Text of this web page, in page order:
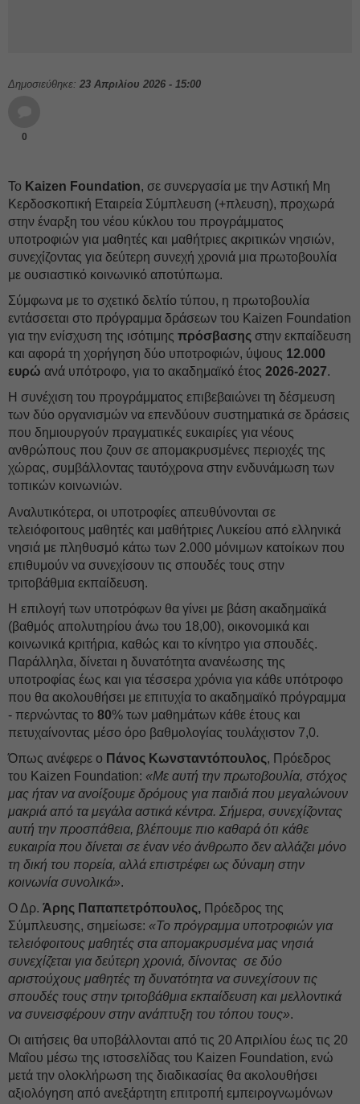
Δημοσιεύθηκε: 23 Απριλίου 2026 - 15:00
0
Το Kaizen Foundation, σε συνεργασία με την Αστική Μη
Κερδοσκοπική Εταιρεία Σύμπλευση (+πλευση), προχωρά
στην έναρξη του νέου κύκλου του προγράμματος
υποτροφιών για μαθητές και μαθήτριες ακριτικών νησιών,
συνεχίζοντας για δεύτερη συνεχή χρονιά μια πρωτοβουλία
με ουσιαστικό κοινωνικό αποτύπωμα.
Σύμφωνα με το σχετικό δελτίο τύπου, η πρωτοβουλία
εντάσσεται στο πρόγραμμα δράσεων του Kaizen Foundation
για την ενίσχυση της ισότιμης πρόσβασης στην εκπαίδευση
και αφορά τη χορήγηση δύο υποτροφιών, ύψους 12.000
ευρώ ανά υπότροφο, για το ακαδημαϊκό έτος 2026-2027.
Η συνέχιση του προγράμματος επιβεβαιώνει τη δέσμευση
των δύο οργανισμών να επενδύουν συστηματικά σε δράσεις
που δημιουργούν πραγματικές ευκαιρίες για νέους
ανθρώπους που ζουν σε απομακρυσμένες περιοχές της
χώρας, συμβάλλοντας ταυτόχρονα στην ενδυνάμωση των
τοπικών κοινωνιών.
Αναλυτικότερα, οι υποτροφίες απευθύνονται σε
τελειόφοιτους μαθητές και μαθήτριες Λυκείου από ελληνικά
νησιά με πληθυσμό κάτω των 2.000 μόνιμων κατοίκων που
επιθυμούν να συνεχίσουν τις σπουδές τους στην
τριτοβάθμια εκπαίδευση.
Η επιλογή των υποτρόφων θα γίνει με βάση ακαδημαϊκά
(βαθμός απολυτηρίου άνω του 18,00), οικονομικά και
κοινωνικά κριτήρια, καθώς και το κίνητρο για σπουδές.
Παράλληλα, δίνεται η δυνατότητα ανανέωσης της
υποτροφίας έως και για τέσσερα χρόνια για κάθε υπότροφο
που θα ακολουθήσει με επιτυχία το ακαδημαϊκό πρόγραμμα
- περνώντας το 80% των μαθημάτων κάθε έτους και
πετυχαίνοντας μέσο όρο βαθμολογίας τουλάχιστον 7,0.
Όπως ανέφερε ο Πάνος Κωνσταντόπουλος, Πρόεδρος
του Kaizen Foundation: «Με αυτή την πρωτοβουλία, στόχος
μας ήταν να ανοίξουμε δρόμους για παιδιά που μεγαλώνουν
μακριά από τα μεγάλα αστικά κέντρα. Σήμερα, συνεχίζοντας
αυτή την προσπάθεια, βλέπουμε πιο καθαρά ότι κάθε
ευκαιρία που δίνεται σε έναν νέο άνθρωπο δεν αλλάζει μόνο
τη δική του πορεία, αλλά επιστρέφει ως δύναμη στην
κοινωνία συνολικά».
Ο Δρ. Άρης Παπαπετρόπουλος, Πρόεδρος της
Σύμπλευσης, σημείωσε: «Το πρόγραμμα υποτροφιών για
τελειόφοιτους μαθητές στα απομακρυσμένα μας νησιά
συνεχίζεται για δεύτερη χρονιά, δίνοντας σε δύο
αριστούχους μαθητές τη δυνατότητα να συνεχίσουν τις
σπουδές τους στην τριτοβάθμια εκπαίδευση και μελλοντικά
να συνεισφέρουν στην ανάπτυξη του τόπου τους».
Οι αιτήσεις θα υποβάλλονται από τις 20 Απριλίου έως τις 20
Μαΐου μέσω της ιστοσελίδας του Kaizen Foundation, ενώ
μετά την ολοκλήρωση της διαδικασίας θα ακολουθήσει
αξιολόγηση από ανεξάρτητη επιτροπή εμπειρογνωμόνων